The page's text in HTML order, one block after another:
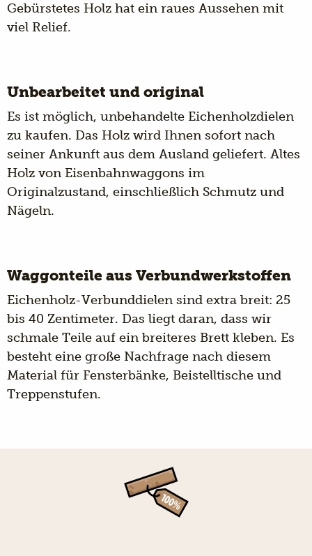
Gebürstetes Holz hat ein raues Aussehen mit
viel Relief.
Unbearbeitet und original
Es ist möglich, unbehandelte Eichenholzdielen
zu kaufen. Das Holz wird Ihnen sofort nach
seiner Ankunft aus dem Ausland geliefert. Altes
Holz von Eisenbahnwaggons im
Originalzustand, einschließlich Schmutz und
Nägeln.
Waggonteile aus Verbundwerkstoffen
Eichenholz-Verbunddielen sind extra breit: 25
bis 40 Zentimeter. Das liegt daran, dass wir
schmale Teile auf ein breiteres Brett kleben. Es
besteht eine große Nachfrage nach diesem
Material für Fensterbänke, Beistelltische und
Treppenstufen.